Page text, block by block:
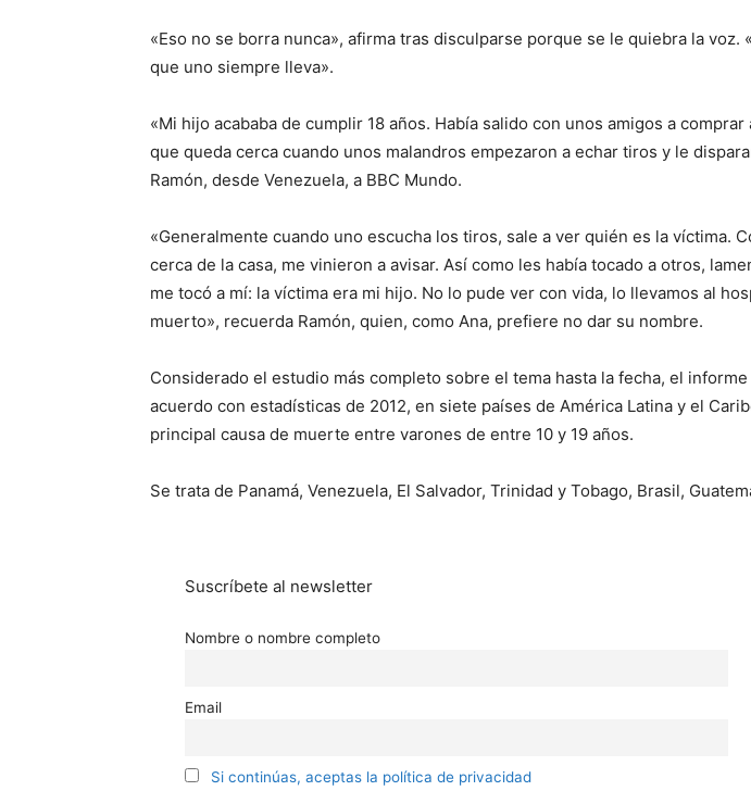
«Eso no se borra nunca», afirma tras disculparse porque se le quiebra la voz.
que uno siempre lleva».
«Mi hijo acababa de cumplir 18 años. Había salido con unos amigos a
que queda cerca cuando unos malandros empezaron a echar tiros y le
Ramón, desde Venezuela, a BBC Mundo.
«Generalmente cuando uno escucha los tiros, sale a ver quién es la víctima.
cerca de la casa, me vinieron a avisar. Así como les había tocado a otros,
me tocó a mí: la víctima era mi hijo. No lo pude ver con vida, lo llevamos al
muerto», recuerda Ramón, quien, como Ana, prefiere no dar su nombre.
Considerado el estudio más completo sobre el tema hasta la fecha, el
acuerdo con estadísticas de 2012, en siete países de América Latina y el
principal causa de muerte entre varones de entre 10 y 19 años.
Se trata de Panamá, Venezuela, El Salvador, Trinidad y Tobago, Brasil,
Suscríbete al newsletter
Nombre o nombre completo
Email
Si continúas, aceptas la política de privacidad